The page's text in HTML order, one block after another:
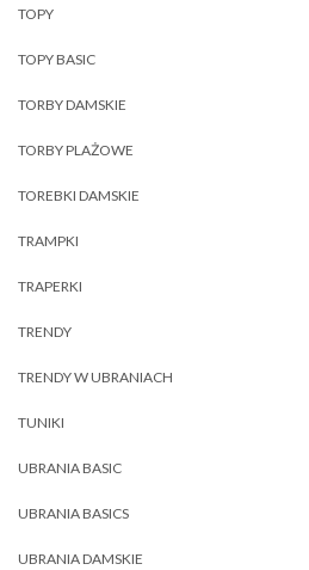
TOPY
TOPY BASIC
TORBY DAMSKIE
TORBY PLAŻOWE
TOREBKI DAMSKIE
TRAMPKI
TRAPERKI
TRENDY
TRENDY W UBRANIACH
TUNIKI
UBRANIA BASIC
UBRANIA BASICS
UBRANIA DAMSKIE